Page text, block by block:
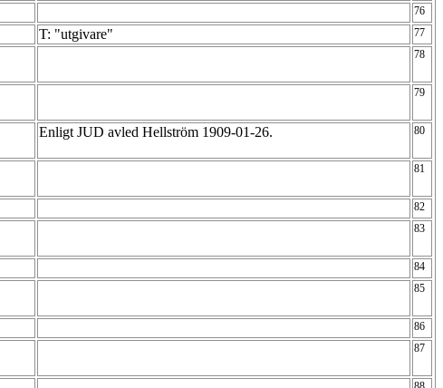
76
T: "utgivare" 77
78
79
Enligt JUD avled Hellström 1909-01-26. 80
81
82
83
84
85
86
87